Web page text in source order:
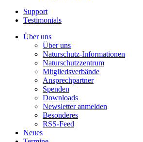
Support
Testimonials
Über uns
Über uns
Naturschutz-Informationen
Naturschutzzentrum
Mitgliedsverbände
Ansprechpartner
Spenden
Downloads
Newsletter anmelden
Besonderes
RSS-Feed
Neues